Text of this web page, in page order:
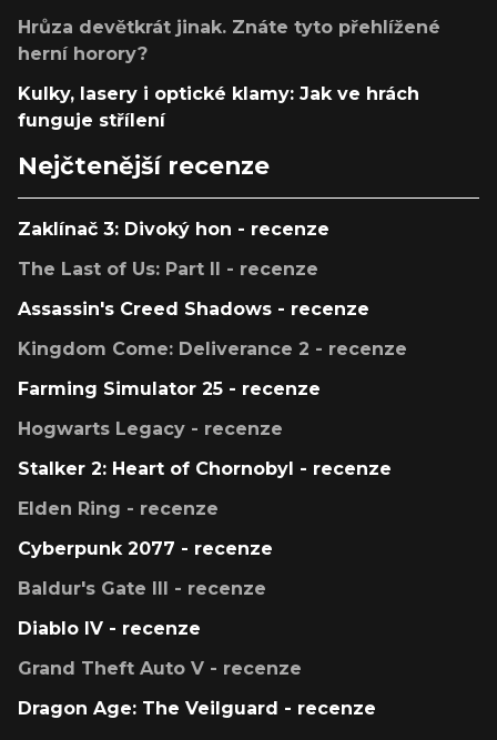
Hrůza devětkrát jinak. Znáte tyto přehlížené
herní horory?
Kulky, lasery i optické klamy: Jak ve hrách
funguje střílení
Nejčtenější recenze
Zaklínač 3: Divoký hon - recenze
The Last of Us: Part II - recenze
Assassin's Creed Shadows - recenze
Kingdom Come: Deliverance 2 - recenze
Farming Simulator 25 - recenze
Hogwarts Legacy - recenze
Stalker 2: Heart of Chornobyl - recenze
Elden Ring - recenze
Cyberpunk 2077 - recenze
Baldur's Gate III - recenze
Diablo IV - recenze
Grand Theft Auto V - recenze
Dragon Age: The Veilguard - recenze